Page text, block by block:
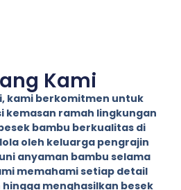
Kami
kami berkomitmen untuk
kemasan ramah lingkungan
bambu berkualitas di
oleh keluarga pengrajin
anyaman bambu selama
memahami setiap detail
menghasilkan besek